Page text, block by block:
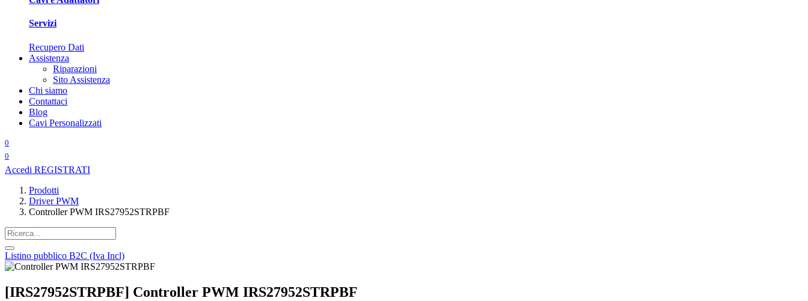
Servizi
Recupero Dati
Assistenza
Riparazioni
Sito Assistenza
Chi siamo
Contattaci
Blog
Cavi Personalizzati
0
0
Accedi REGISTRATI
Prodotti
Driver PWM
Controller PWM IRS27952STRPBF
Listino pubblico B2C (Iva Incl)
[IRS27952STRPBF] Controller PWM IRS27952STRPBF